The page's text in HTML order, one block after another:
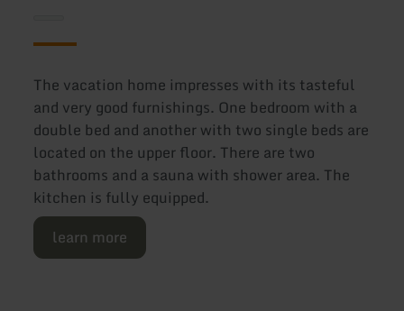
The vacation home impresses with its tasteful
and very good furnishings. One bedroom with a
double bed and another with two single beds are
located on the upper floor. There are two
bathrooms and a sauna with shower area. The
kitchen is fully equipped.
learn more